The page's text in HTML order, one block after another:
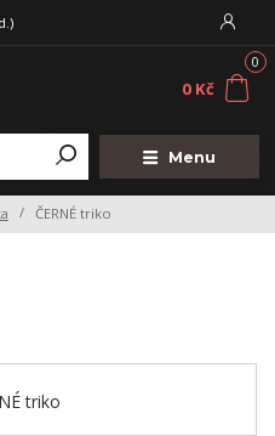
Menu
0
0 Kč
ČERNÉ triko